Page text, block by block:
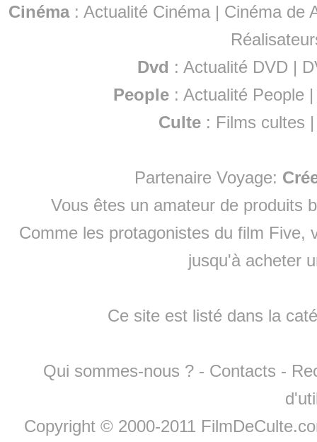
Cinéma: Actualité Cinéma | Cinéma de
Dvd : Actualité DVD |
People :Actualité People
Culte : Films cultes
Partenaire Voyage:
Vous êtes un amateur de produits
Comme les protagonistes du film Five,
jusqu'à acheter
Ce site est listé dans la
Qui sommes-nous ? - Contacts -
Copyright © 2000-2011